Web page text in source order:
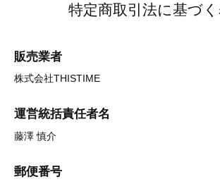
特定商取引法に基づ
販売業者
株式会社THISTIME
運営統括責任者名
藤澤 慎介
郵便番号